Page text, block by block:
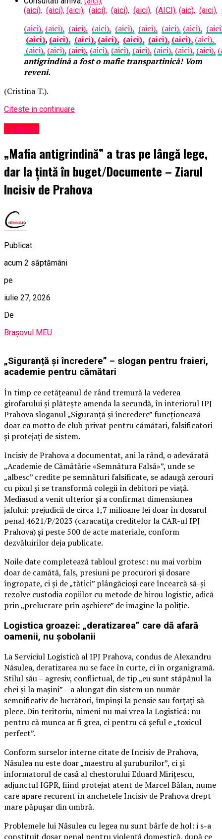
(aici), (aici), (aici), (aici), (aici), (aici), (AICI), (aic), (aici),
(aici), (aici), (aici), (aici), (aici), (aici), (aici), (aici),
(aici), (aici), (aici), (aici), (aici), (aici), (aici), (aici),
(aici), (aici), (aici), (aici), (aici), (aici), (aici), (aici), (aici),
antigrindină a fost o mafie transpartinică! Vom
reveni.
(Cristina T.).
Citeste in continuare
Exclusiv
„Mafia antigrindină” a tras pe lângă lege,
dar la țintă în buget/Documente – Ziarul
Incisiv de Prahova
Publicat
acum 2 săptămâni
pe
iulie 27, 2026
De
Brașovul MEU
„Siguranță și încredere” – slogan pentru fraieri,
academie pentru cămătari
În timp ce cetățeanul de rând tremură la vederea
girofarului și plătește amenda la secundă, în interiorul IPJ
Prahova sloganul „Siguranță și încredere” funcționează
doar ca motto de club privat pentru cămătari, falsificatori
și protejați de sistem.
Incisiv de Prahova a documentat, ani la rând, o adevărată
„Academie de Cămătărie «Semnătura Falsă»”, unde se
„albesc” credite pe semnături falsificate, se adaugă zerouri
cu pixul și se transformă colegii în debitori pe viață.
Mediasud a venit ulterior și a confirmat dimensiunea
jafului: prejudicii de circa 1,7 milioane lei doar în dosarul
penal 4621/P/2023 (caracatița creditelor la CAR-ul IPJ
Prahova) și peste 500 de acte materiale, conform
dezvăluirilor deja publicate.
Noile date completează tabloul grotesc: nu mai vorbim
doar de camătă, fals, presiuni pe procurori și dosare
îngropate, ci și de „tătici” plângăcioși care încearcă să-și
rezolve custodia copiilor cu metode de birou logistic, adică
prin „prelucrare prin așchiere” de imagine la poliție.
Logistica groazei: „deratizarea” care dă afară
oamenii, nu șobolanii
La Serviciul Logistică al IPJ Prahova, condus de Alexandru
Năsulea, deratizarea nu se face în curte, ci în organigramă.
Stilul său – agresiv, conflictual, de tip „eu sunt stăpânul la
chei și la mașini” – a alungat din sistem un număr
semnificativ de lucrători, împinși la pensie sau forțați să
plece. Din teritoriu, nimeni nu mai vrea la Logistică: nu
pentru că munca ar fi grea, ci pentru că șeful e „toxicul
perfect”.
Conform surselor interne citate de Incisiv de Prahova,
Năsulea nu este doar „maestru al șuruburilor”, ci și
informatorul de casă al chestorului Eduard Mirițescu,
adjunctul IGPR, fiind protejat atent de Marcel Bălan, nume
care apare recurent în anchetele Incisiv de Prahova drept
mare păpușar din umbră.
Problemele lui Năsulea cu legea nu sunt bârfe de hol: i s-a
constituit dosar penal pentru violență domestică, după ce